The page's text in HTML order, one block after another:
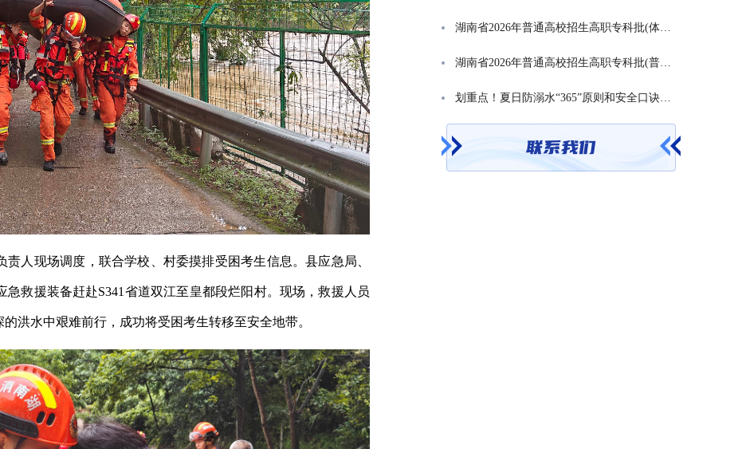
人现场调度，联合学校、村委摸排受困考生信息。县应急局、
救援装备赶赴S341省道双江至皇都段烂阳村。现场，救援人员
洪水中艰难前行，成功将受困考生转移至安全地带。
湖南省2026年普通高校招生高职专科批(体育类)第一次投档分数线
湖南省2026年普通高校招生高职专科批(普通类)第一次投档分数线
划重点！夏日防溺水“365”原则和安全口诀一起学